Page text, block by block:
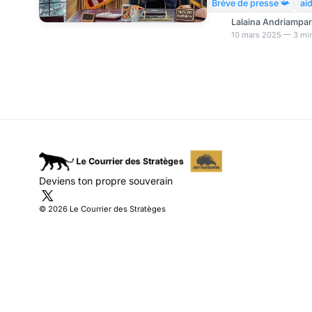
Dans un post publié
médias sociaux X
Brève de presse 📯
Lalaina
10 mars 2025 — 3
Deviens ton propre souverain
© 2026 Le Courrier des Stratèges